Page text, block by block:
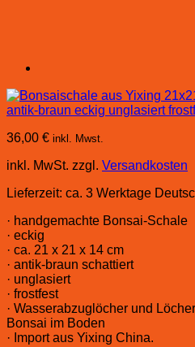
36,00 € inkl. Mwst.
inkl. MwSt. zzgl. Versandkosten
Lieferzeit: ca. 3 Werktage
· handgemachte Bonsai-Schale
· eckig
· ca. 21 x 21 x 14 cm
· antik-braun schattiert
· unglasiert
· frostfest
· Wasserabzuglöcher und
Bonsai im Boden
· Import aus Yixing China.